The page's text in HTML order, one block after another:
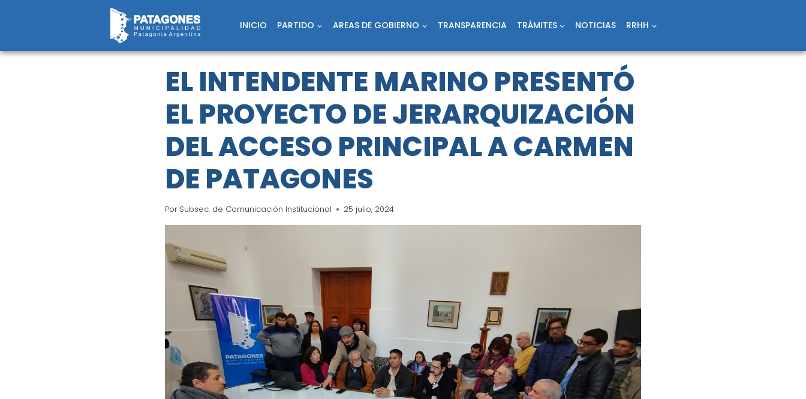
INICIO PARTIDO AREAS DE GOBIERNO TRANSPARENCIA TRÁMITES NOTICIAS RRHH
EL INTENDENTE MARINO PRESENTÓ
EL PROYECTO DE JERARQUIZACIÓN
DEL ACCESO PRINCIPAL A CARMEN
DE PATAGONES
Por Subsec. de Comunicación Institucional 25 julio, 2024